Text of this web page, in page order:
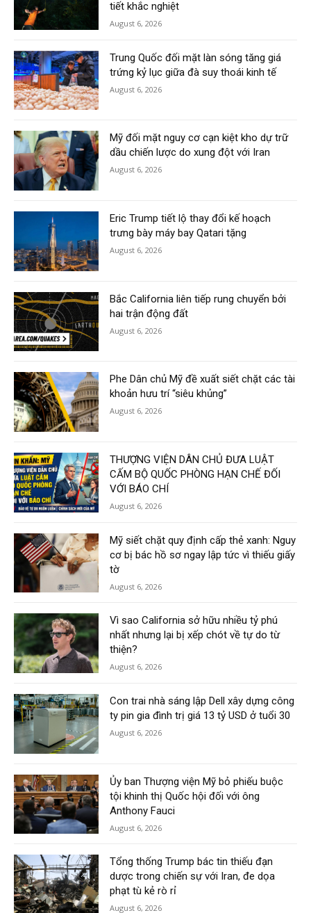
tiết khắc nghiệt
August 6, 2026
Trung Quốc đối mặt làn sóng tăng giá
trứng kỷ lục giữa đà suy thoái kinh tế
August 6, 2026
Mỹ đối mặt nguy cơ cạn kiệt kho dự trữ
dầu chiến lược do xung đột với Iran
August 6, 2026
Eric Trump tiết lộ thay đổi kế hoạch
trưng bày máy bay Qatari tặng
August 6, 2026
Bắc California liên tiếp rung chuyển bởi
hai trận động đất
August 6, 2026
Phe Dân chủ Mỹ đề xuất siết chặt các tài
khoản hưu trí “siêu khủng”
August 6, 2026
THƯỢNG VIỆN DÂN CHỦ ĐƯA LUẬT
CẤM BỘ QUỐC PHÒNG HẠN CHẾ ĐỐI
VỚI BÁO CHÍ
August 6, 2026
Mỹ siết chặt quy định cấp thẻ xanh: Nguy
cơ bị bác hồ sơ ngay lập tức vì thiếu giấy
tờ
August 6, 2026
Vì sao California sở hữu nhiều tỷ phú
nhất nhưng lại bị xếp chót về tự do từ
thiện?
August 6, 2026
Con trai nhà sáng lập Dell xây dựng công
ty pin gia đình trị giá 13 tỷ USD ở tuổi 30
August 6, 2026
Ủy ban Thượng viện Mỹ bỏ phiếu buộc
tội khinh thị Quốc hội đối với ông
Anthony Fauci
August 6, 2026
Tổng thống Trump bác tin thiếu đạn
dược trong chiến sự với Iran, đe dọa
phạt tù kẻ rò rỉ
August 6, 2026